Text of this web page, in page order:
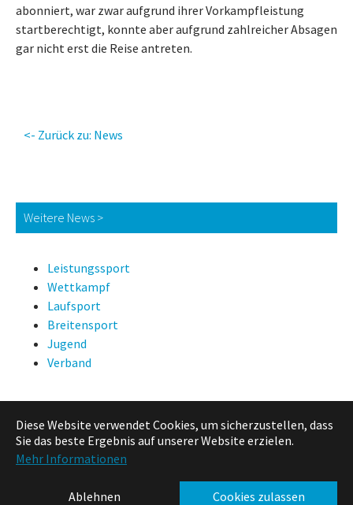
Diese Website verwendet Cookies, um sicherzustellen, dass
Sie das beste Ergebnis auf unserer Website erzielen.
Mehr Informationen
Ablehnen Cookies zulassen
abonniert, war zwar aufgrund ihrer Vorkampfleistung
startberechtigt, konnte aber aufgrund zahlreicher Absagen
gar nicht erst die Reise antreten.
<- Zurück zu: News
Weitere News >
Leistungssport
Wettkampf
Laufsport
Breitensport
Jugend
Verband
News Suche